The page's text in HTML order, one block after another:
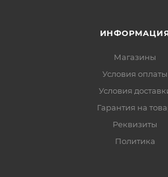
Магазины
Условия оплаты
Условия
Гарантия на
Реквизиты
Политика